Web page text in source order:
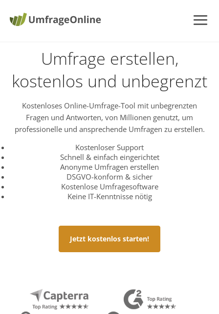
Umfrage erstellen,
kostenlos und unbegrenzt
Kostenloses Online-Umfrage-Tool mit unbegrenzten
Fragen und Antworten, von Millionen genutzt, um
professionelle und ansprechende Umfragen zu erstellen.
Kostenloser Support
Schnell & einfach eingerichtet
Anonyme Umfragen erstellen
DSGVO-konform & sicher
Kostenlose Umfragesoftware
Keine IT-Kenntnisse nötig
Jetzt kostenlos starten!